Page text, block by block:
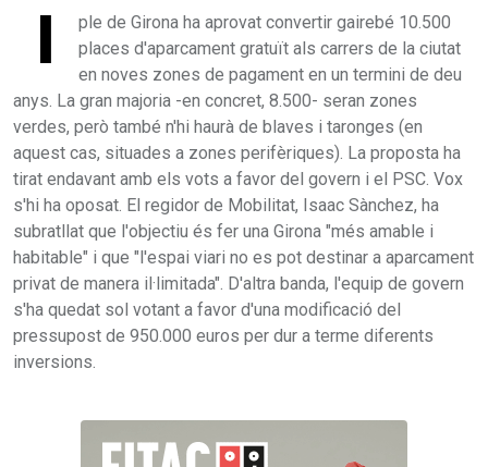
l
ple de Girona ha aprovat convertir gairebé 10.500
places d'aparcament gratuït als carrers de la ciutat
en noves zones de pagament en un termini de deu
anys. La gran majoria -en concret, 8.500- seran zones
verdes, però també n'hi haurà de blaves i taronges (en
aquest cas, situades a zones perifèriques). La proposta ha
tirat endavant amb els vots a favor del govern i el PSC. Vox
s'hi ha oposat. El regidor de Mobilitat, Isaac Sànchez, ha
subratllat que l'objectiu és fer una Girona "més amable i
habitable" i que "l'espai viari no es pot destinar a aparcament
privat de manera il·limitada". D'altra banda, l'equip de govern
s'ha quedat sol votant a favor d'una modificació del
pressupost de 950.000 euros per dur a terme diferents
inversions.